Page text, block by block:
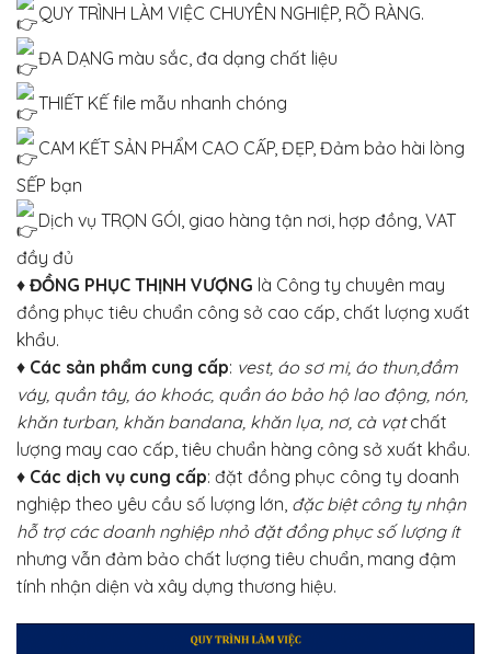
QUY TRÌNH LÀM VIỆC CHUYÊN NGHIỆP, RÕ RÀNG.
ĐA DẠNG màu sắc, đa dạng chất liệu
THIẾT KẾ file mẫu nhanh chóng
CAM KẾT SẢN PHẨM CAO CẤP, ĐẸP, Đảm bảo hài lòng
SẾP bạn
Dịch vụ TRỌN GÓI, giao hàng tận nơi, hợp đồng, VAT
đầy đủ
♦ ĐỒNG PHỤC THỊNH VƯỢNG là Công ty chuyên may
đồng phục tiêu chuẩn công sở cao cấp, chất lượng xuất
khẩu.
♦ Các sản phẩm cung cấp: vest, áo sơ mi, áo thun,đầm
váy, quần tây, áo khoác, quần áo bảo hộ lao động, nón,
khăn turban, khăn bandana, khăn lụa, nơ, cà vạtchất
lượng may cao cấp, tiêu chuẩn hàng công sở xuất khẩu.
♦ Các dịch vụ cung cấp: đặt đồng phục công ty doanh
nghiệp theo yêu cầu số lượng lớn, đặc biệt công ty nhận
hỗ trợ các doanh nghiệp nhỏ đặt đồng phục số lượng ít
nhưng vẫn đảm bảo chất lượng tiêu chuẩn, mang đậm
tính nhận diện và xây dựng thương hiệu.